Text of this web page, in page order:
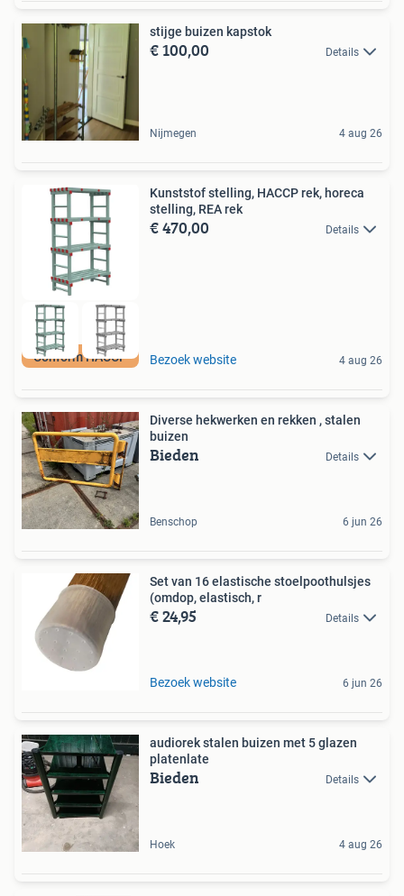
stijge buizen kapstok
€ 100,00 Details
Nijmegen 4 aug 26
Conform HACCP
Kunststof stelling, HACCP rek, horeca
stelling, REA rek
€ 470,00 Details
Bezoek website 4 aug 26
Diverse hekwerken en rekken , stalen
buizen
Bieden Details
Benschop 6 jun 26
Set van 16 elastische stoelpoothulsjes
(omdop, elastisch, r
€ 24,95 Details
Bezoek website 6 jun 26
audiorek stalen buizen met 5 glazen
platenlate
Bieden Details
Hoek 4 aug 26